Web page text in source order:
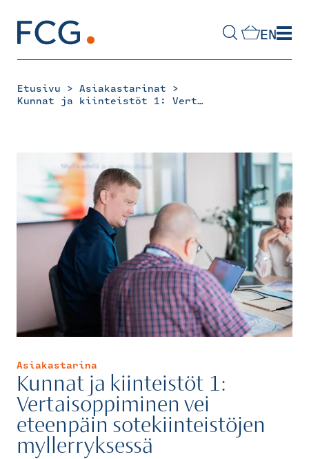
content
EN
Etusivu > Asiakastarinat >
Kunnat ja kiinteistöt 1: Vertaisoppiminen vei eteenpäin sotekiinteistöjen myllerryksessä
Asiakastarina
Kunnat ja kiinteistöt 1:
Vertaisoppiminen vei
eteenpäin sotekiinteistöjen
myllerryksessä